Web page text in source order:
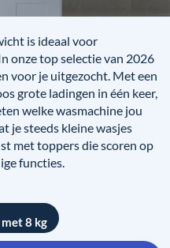
is ideaal voor
onze top selectie van 2026
voor je uitgezocht. Met een
grote ladingen in één keer,
welke wasmachine jou
je steeds kleine wasjes
met toppers die scoren op
functies.
8 kg